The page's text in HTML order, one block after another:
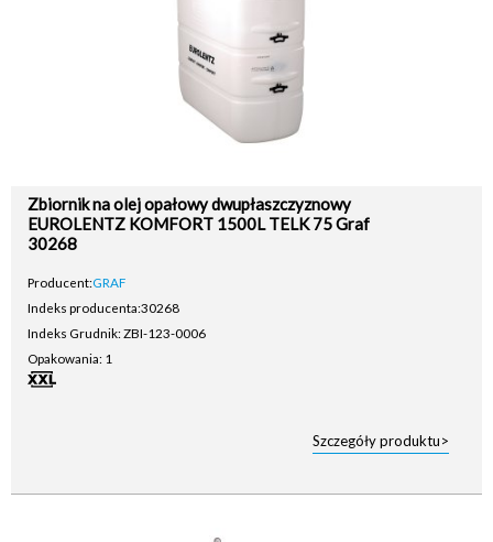
Zbiornik na olej opałowy dwupłaszczyznowy
EUROLENTZ KOMFORT 1500L TELK 75 Graf
30268
Producent:GRAF
Indeks producenta:30268
Indeks Grudnik: ZBI-123-0006
Opakowania: 1
Szczegóły produktu>